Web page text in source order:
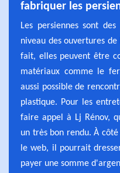
fabriquer les
Les persiennes sont
niveau des ouvertures
fait, elles peuvent être
matériaux comme le
aussi possible de
plastique. Pour les
faire appel à Lj Rénov,
un très bon rendu. À
le web, il pourrait
payer une somme